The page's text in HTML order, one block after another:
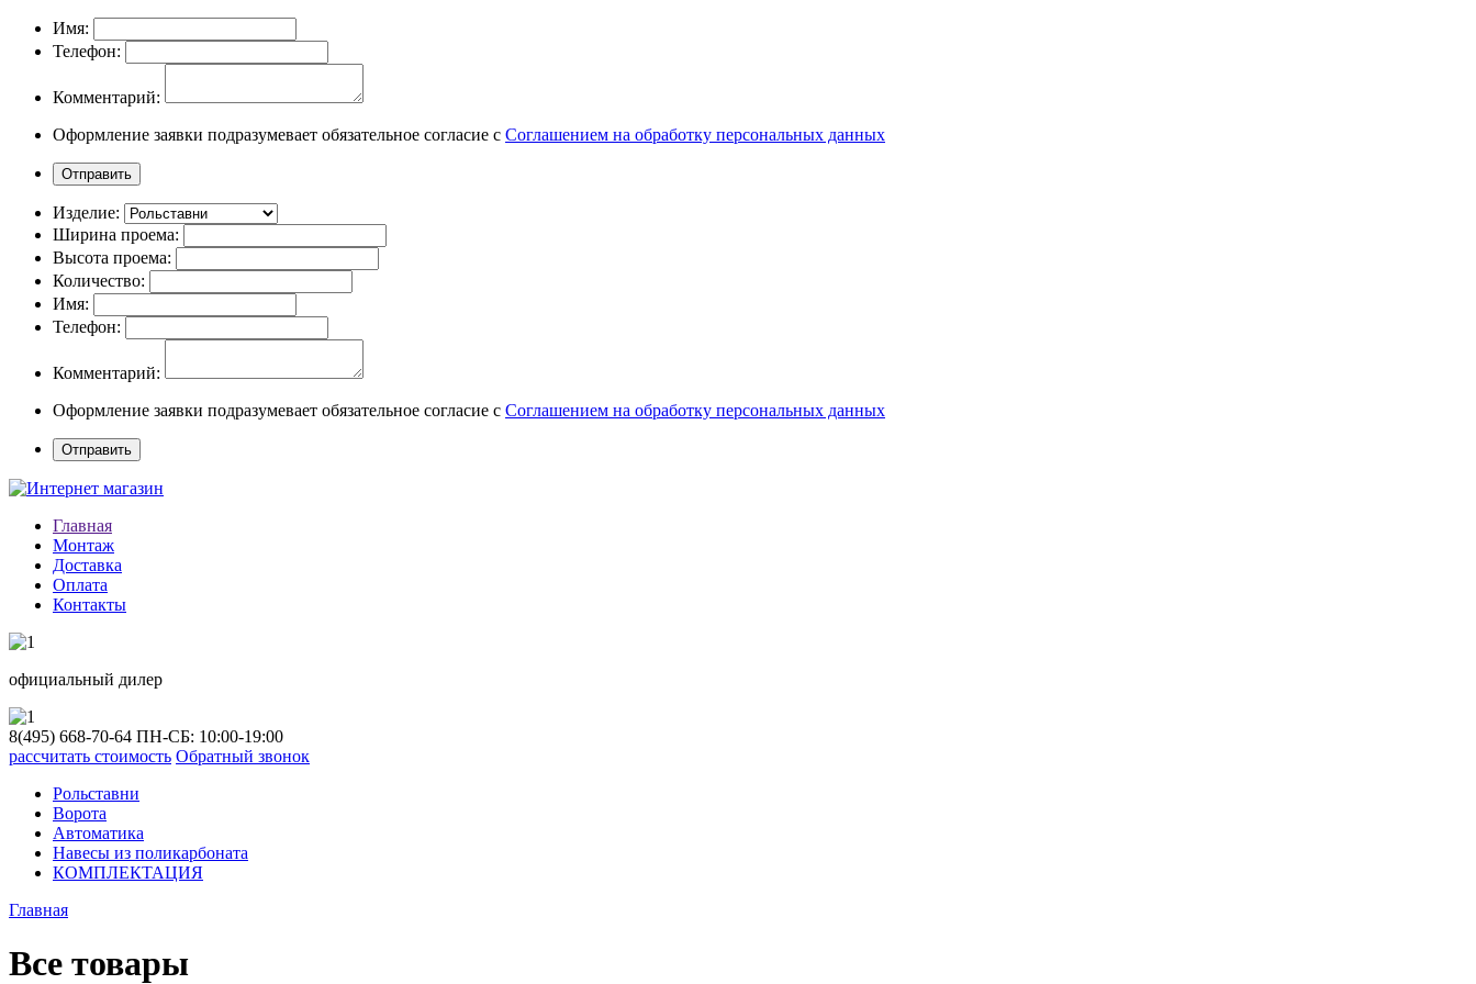
Имя:
Телефон:
Комментарий:
Оформление заявки подразумевает обязательное согласие с Соглашением на обработку персональных данных
Изделие:
Ширина проема:
Высота проема:
Количество:
Имя:
Телефон:
Комментарий:
Оформление заявки подразумевает обязательное согласие с Соглашением на обработку персональных данных
Главная
Монтаж
Доставка
Оплата
Контакты
официальный дилер
8(495) 668-70-64 ПН-СБ: 10:00-19:00
рассчитать стоимость Обратный звонок
Рольставни
Ворота
Автоматика
Навесы из поликарбоната
КОМПЛЕКТАЦИЯ
Главная
Все товары